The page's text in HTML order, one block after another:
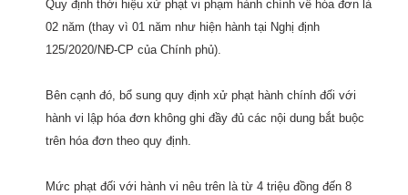
Quy định thời hiệu xử phạt vi phạm hành chính về hóa đơn là
02 năm (thay vì 01 năm như hiện hành tại Nghị định
125/2020/NĐ-CP của Chính phủ).
Bên cạnh đó, bổ sung quy định xử phạt hành chính đối với
hành vi lập hóa đơn không ghi đầy đủ các nội dung bắt buộc
trên hóa đơn theo quy định.
Mức phạt đối với hành vi nêu trên là từ 4 triệu đồng đến 8